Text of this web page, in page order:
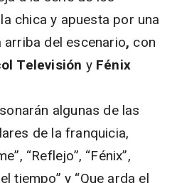
chica y apuesta por una
del escenario, con
Televisión y Fénix
algunas de las
de la franquicia,
“Reflejo”, “Fénix”,
tiempo” y “Que arda el